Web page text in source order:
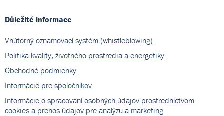
Důležité informace
Vnútorný oznamovací systém (whistleblowing)
Politika kvality, životného prostredia a energetiky
Obchodné podmienky
Informácie pre spoločníkov
Informácie o spracovaní osobných údajov prostredníctvom
cookies a prenos údajov pre analýzu a marketing